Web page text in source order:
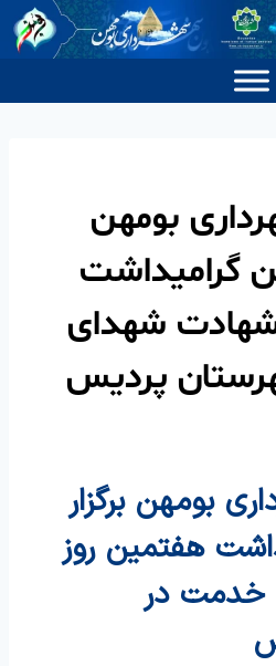
بومهن
گرامیداشت
شهدای
پردیس
بومهن برگزار
هفتمین روز
خدمت در